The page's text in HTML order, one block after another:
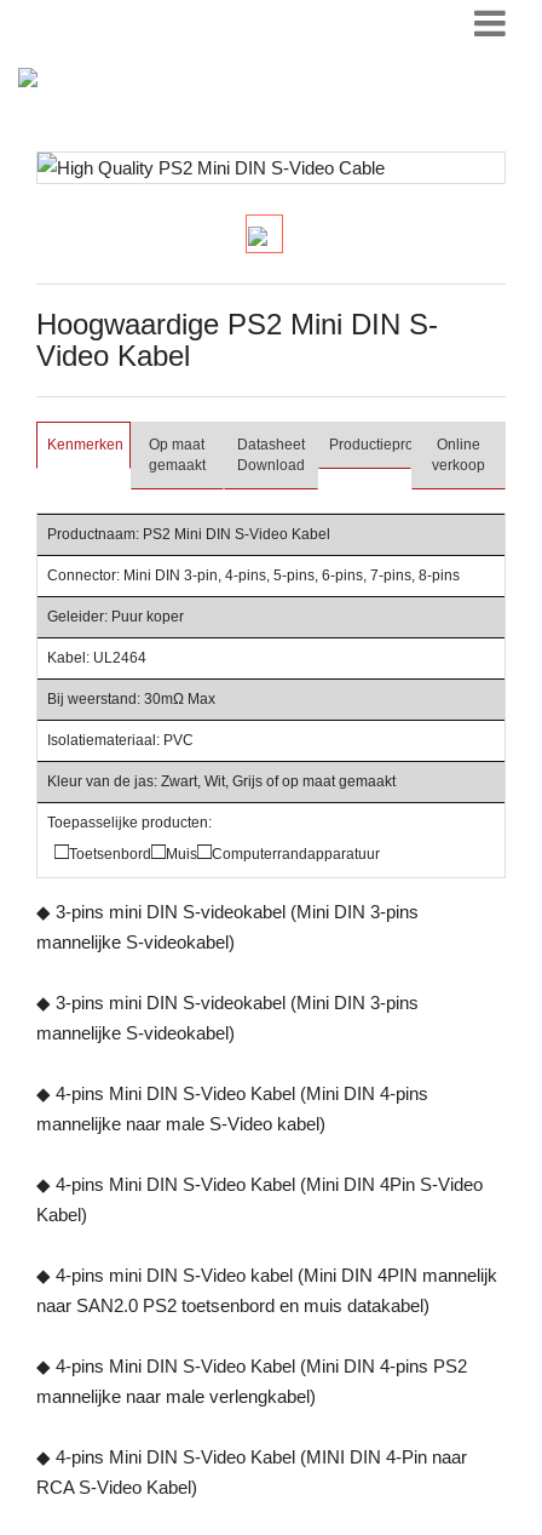
Hoogwaardige PS2 Mini DIN S-
Video Kabel
Kenmerken
Op maat
gemaakt
Datasheet
Download
Productieproces Online
verkoop
Productnaam: PS2 Mini DIN S-Video Kabel
Connector: Mini DIN 3-pin, 4-pins, 5-pins, 6-pins, 7-pins, 8-pins
Geleider: Puur koper
Kabel: UL2464
Bij weerstand: 30mΩ Max
Isolatiemateriaal: PVC
Kleur van de jas: Zwart, Wit, Grijs of op maat gemaakt
Toepasselijke producten:
□Toetsenbord□Muis□Computerrandapparatuur
◆ 3-pins mini DIN S-videokabel (Mini DIN 3-pins
mannelijke S-videokabel)
◆ 3-pins mini DIN S-videokabel (Mini DIN 3-pins
mannelijke S-videokabel)
◆ 4-pins Mini DIN S-Video Kabel (Mini DIN 4-pins
mannelijke naar male S-Video kabel)
◆ 4-pins Mini DIN S-Video Kabel (Mini DIN 4Pin S-Video
Kabel)
◆ 4-pins mini DIN S-Video kabel (Mini DIN 4PIN mannelijk
naar SAN2.0 PS2 toetsenbord en muis datakabel)
◆ 4-pins Mini DIN S-Video Kabel (Mini DIN 4-pins PS2
mannelijke naar male verlengkabel)
◆ 4-pins Mini DIN S-Video Kabel (MINI DIN 4-Pin naar
RCA S-Video Kabel)